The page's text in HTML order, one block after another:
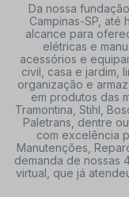
Da nossa
Campinas-SP,
alcance para
elétricas e
acessórios e
civil, casa e jardim,
organização e
em produtos das
Tramontina, Stihl,
Paletrans, dentre
com excelência
Manutenções,
demanda de nossas
virtual, que já